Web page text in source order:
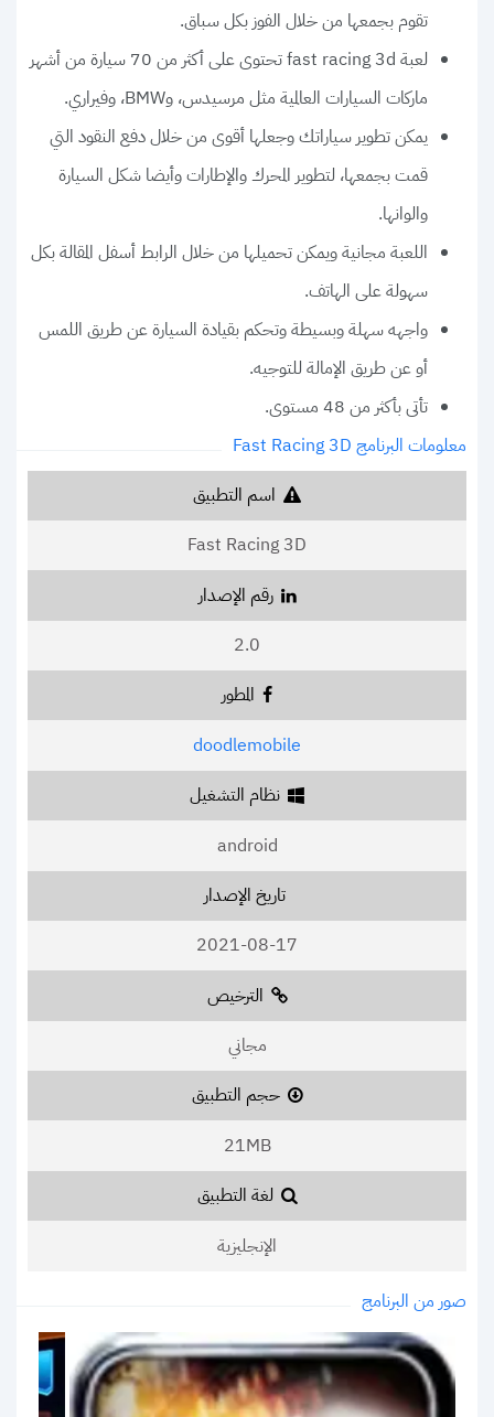
تقوم بجمعها من خلال الفوز بكل سباق.
لعبة fast racing 3d تحتوى على أكثر من 70 سيارة من أشهر
ماركات السيارات العالمية مثل مرسيدس، وBMW، وفيراري.
يمكن تطوير سياراتك وجعلها أقوى من خلال دفع النقود التي
قمت بجمعها، لتطوير المحرك والإطارات وأيضا شكل السيارة
والوانها.
اللعبة مجانية ويمكن تحميلها من خلال الرابط أسفل المقالة بكل
سهولة على الهاتف.
واجهه سهلة وبسيطة وتحكم بقيادة السيارة عن طريق اللمس
أو عن طريق الإمالة للتوجيه.
تأتى بأكثر من 48 مستوى.
معلومات البرنامج Fast Racing 3D
اسم التطبيق
Fast Racing 3D
رقم الإصدار
2.0
المطور
doodlemobile
نظام التشغيل
android
تاريخ الإصدار
2021-08-17
الترخيص
مجاني
حجم التطبيق
21MB
لغة التطبيق
الإنجليزية
صور من البرنامج